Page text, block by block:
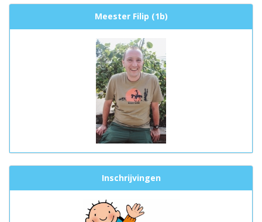
Meester Filip (1b)
Inschrijvingen